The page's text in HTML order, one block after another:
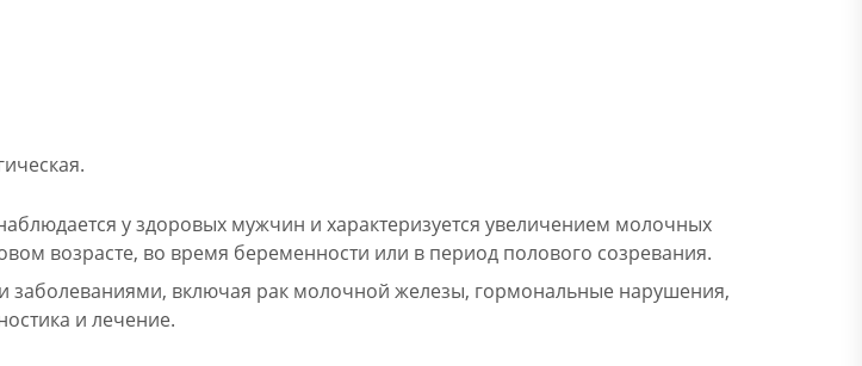
у здоровых мужчин и характеризуется увеличением молочных
возрасте, во время беременности или в период полового созревания.
заболеваниями, включая рак молочной железы, гормональные нарушения,
и лечение.